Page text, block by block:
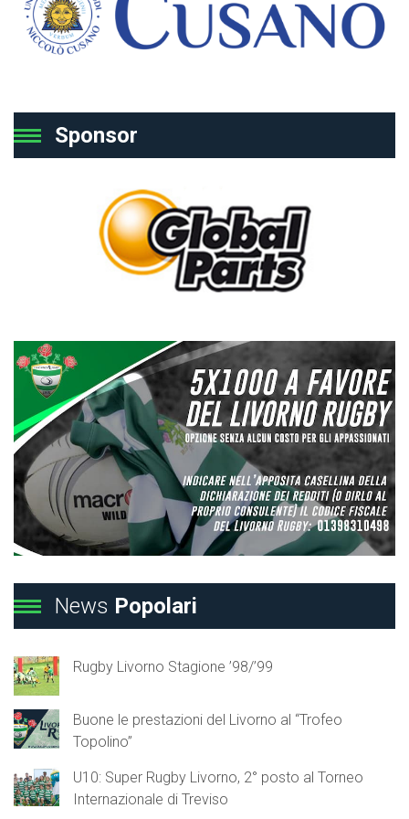
Sponsor
News Popolari
Rugby Livorno Stagione ’98/’99
Buone le prestazioni del Livorno al “Trofeo
Topolino”
U10: Super Rugby Livorno, 2° posto al Torneo
Internazionale di Treviso